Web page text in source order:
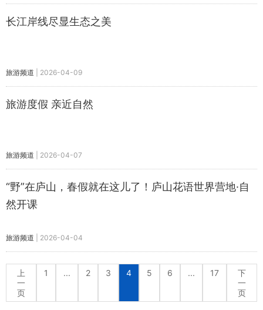
长江岸线尽显生态之美
旅游频道 2026-04-09
旅游度假 亲近自然
旅游频道 2026-04-07
“野”在庐山，春假就在这儿了！庐山花语世界营地·自
然开课
旅游频道 2026-04-04
上
一
页
1 ... 2 3 4 5 6 ... 17
下
一
页